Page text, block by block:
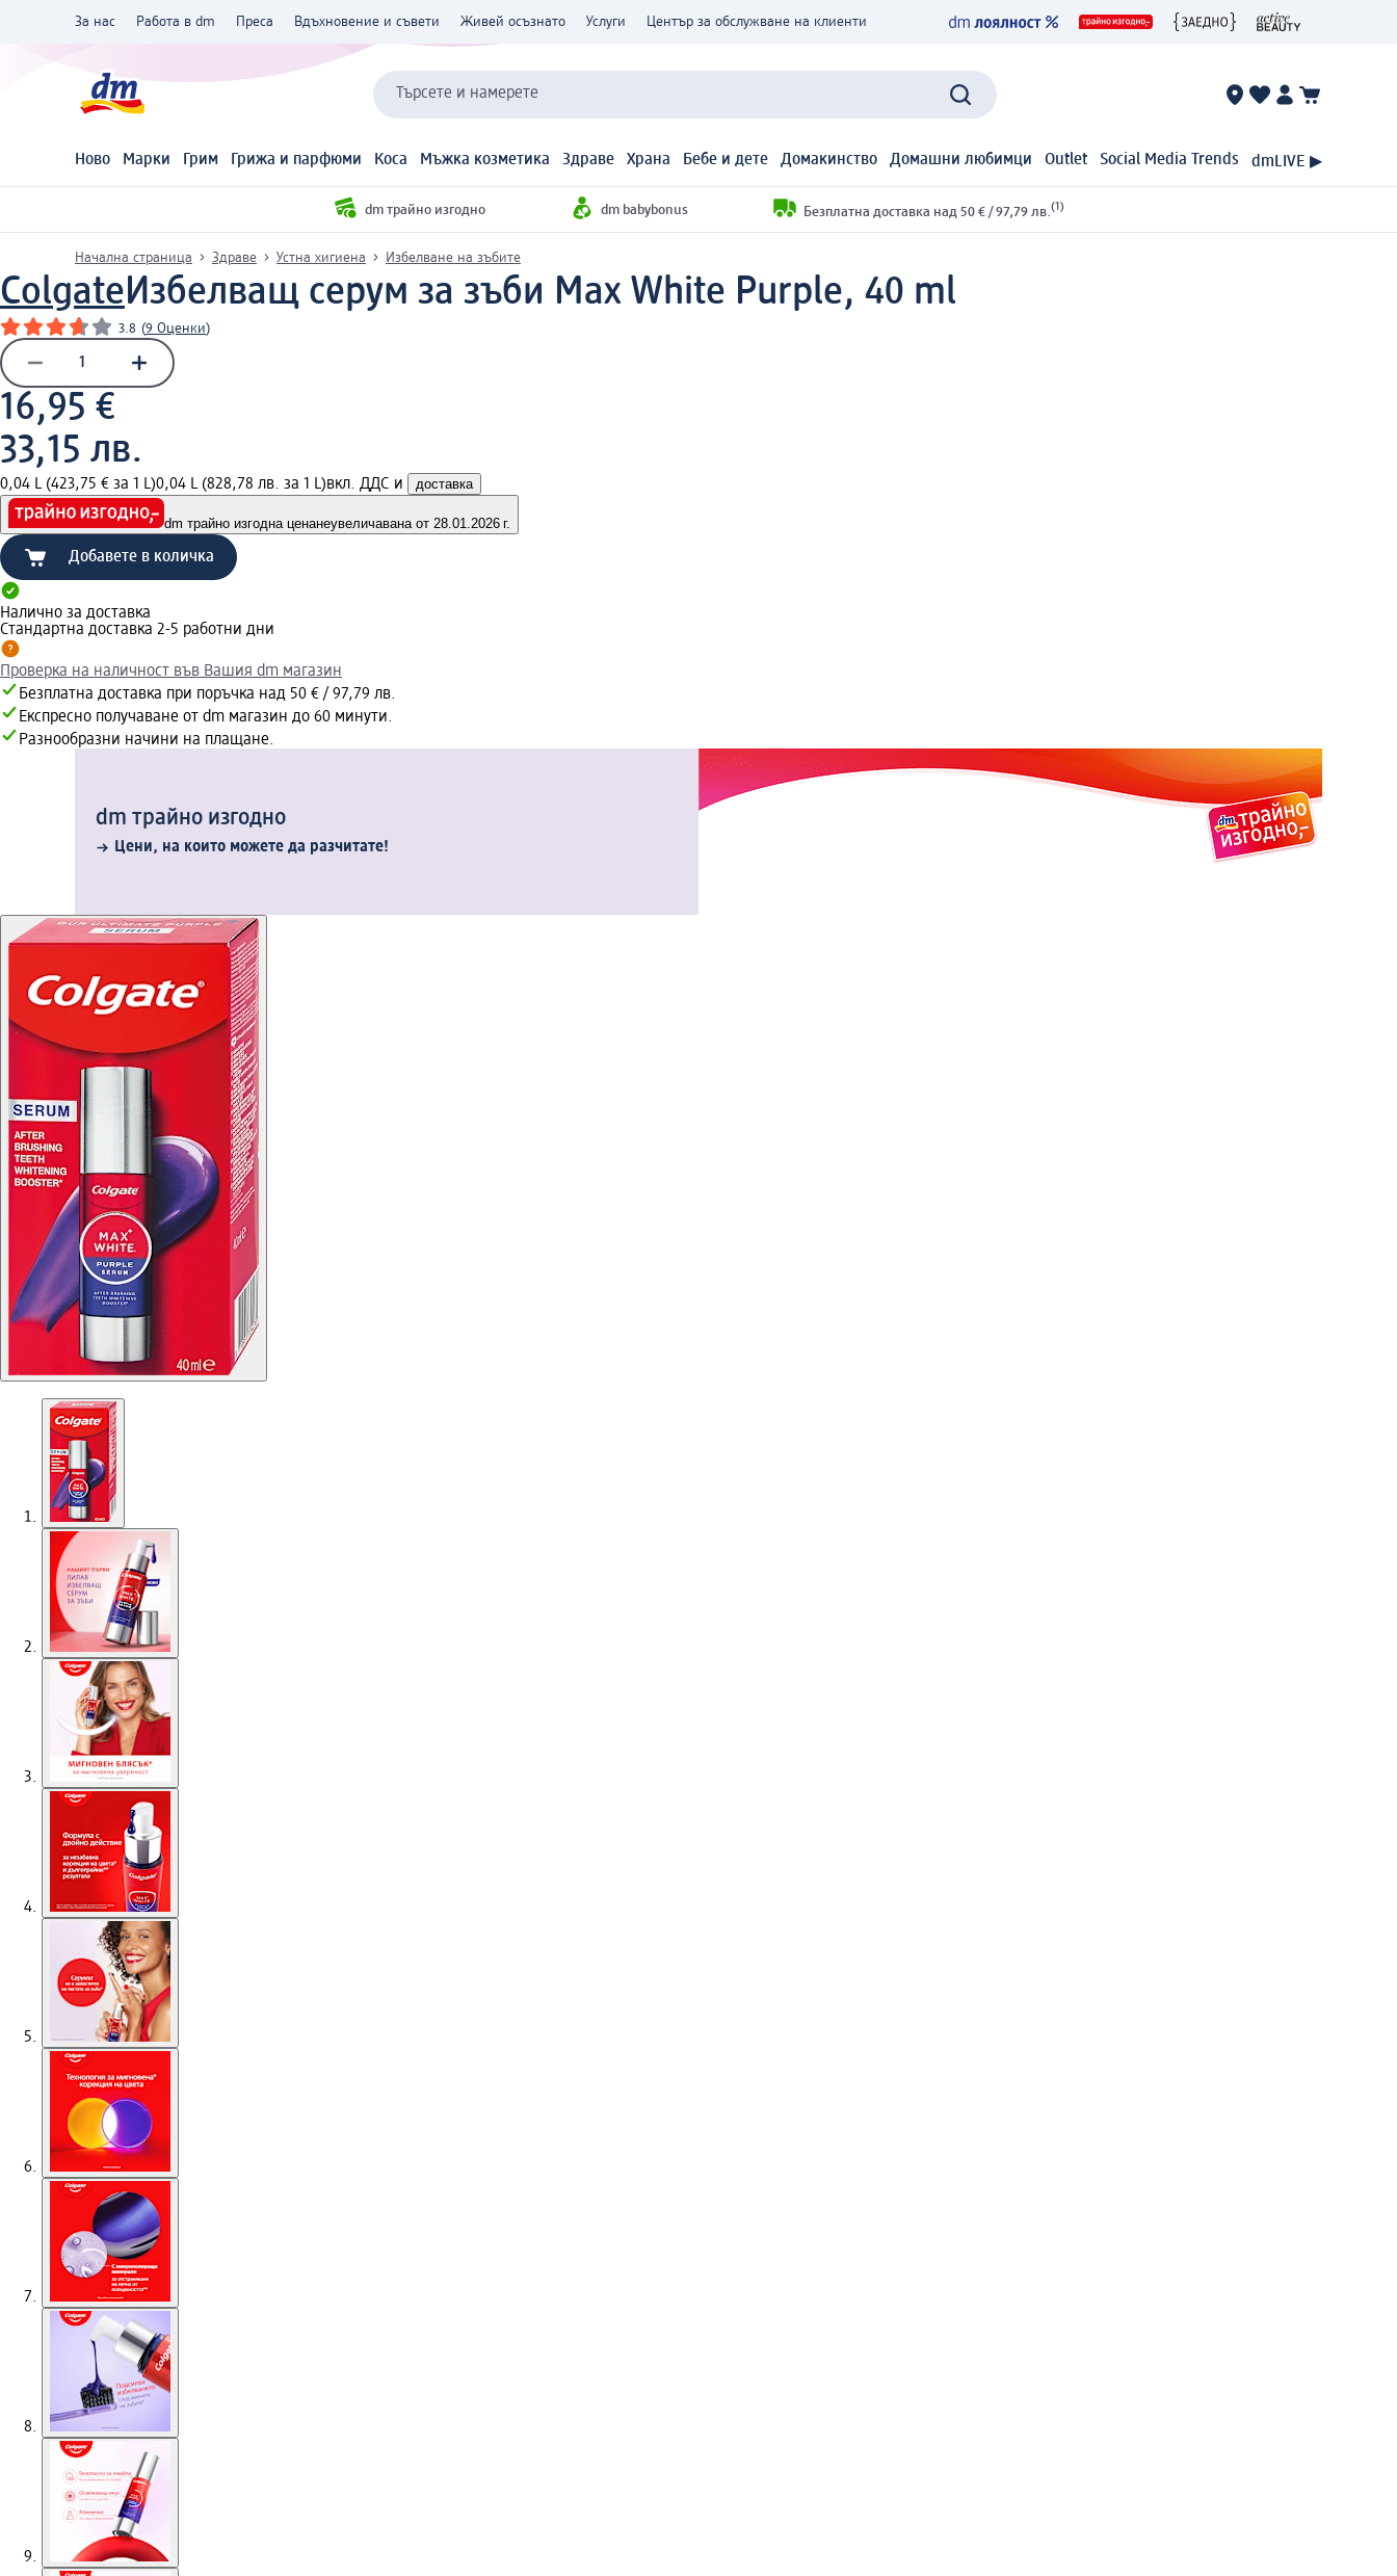
За нас Работа в dm Преса Вдъхновение и съвети Живей осъзнато Услуги Център за обслужване на клиенти
Търсете и намерете
Ново Марки Грим Грижа и парфюми Коса Мъжка козметика Здраве Храна Бебе и дете Домакинство Домашни любимци Outlet Social Media Trends dmLIVE ▶
dm трайно изгодно dm babybonus Безплатна доставка над 50 € / 97,79 лв. (1)
Начална страница Здраве Устна хигиена Избелване на зъбите
ColgateИзбелващ серум за зъби Max White Purple, 40 ml
3.8 (9 Оценки)
16,95 €
33,15 лв.
0,04 L (423,75 € за 1 L)0,04 L (828,78 лв. за 1 L)вкл. ДДС и доставка
dm трайно изгодна ценанеувеличавана от 28.01.2026 г.
Добавете в количка
Налично за доставка
Стандартна доставка 2-5 работни дни
Проверка на наличност във Вашия dm магазин
Безплатна доставка при поръчка над 50 € / 97,79 лв.
Експресно получаване от dm магазин до 60 минути.
Разнообразни начини на плащане.
dm трайно изгодно
Цени, на които можете да разчитате!